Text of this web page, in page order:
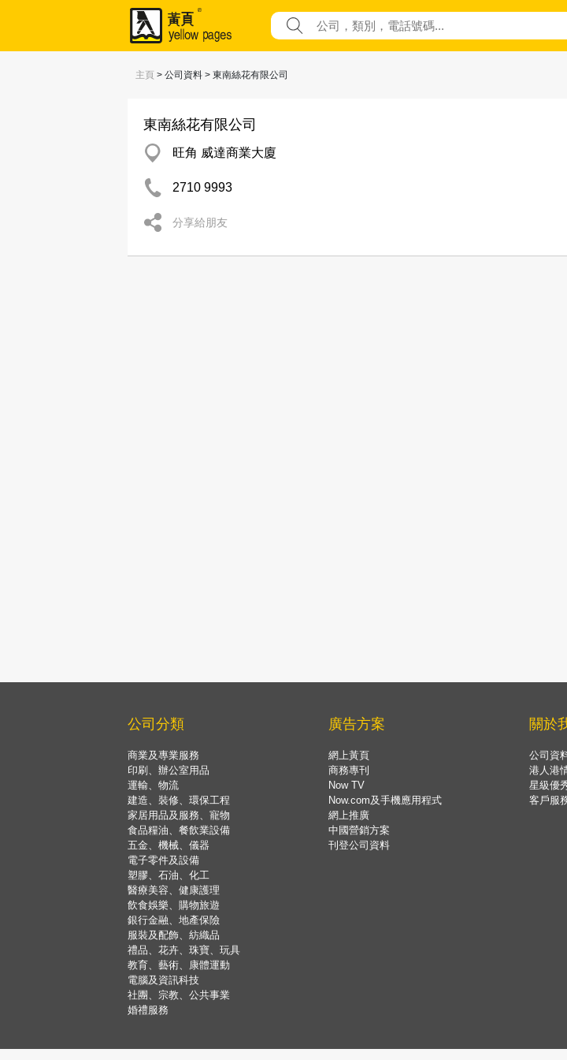
主頁 > 公司資料 > 東南絲花有限公司
東南絲花有限公司
旺角 威達商業大廈
2710 9993
分享給朋友
公司分類
商業及專業服務
印刷、辦公室用品
運輸、物流
建造、裝修、環保工程
家居用品及服務、寵物
食品糧油、餐飲業設備
五金、機械、儀器
電子零件及設備
塑膠、石油、化工
醫療美容、健康護理
飲食娛樂、購物旅遊
銀行金融、地產保險
服裝及配飾、紡織品
禮品、花卉、珠寶、玩具
教育、藝術、康體運動
電腦及資訊科技
社團、宗教、公共事業
婚禮服務
廣告方案
網上黃頁
商務專刊
Now TV
Now.com及手機應用程式
網上推廣
中國營銷方案
刊登公司資料
關於
公司資
港人港
星級優
客戶服